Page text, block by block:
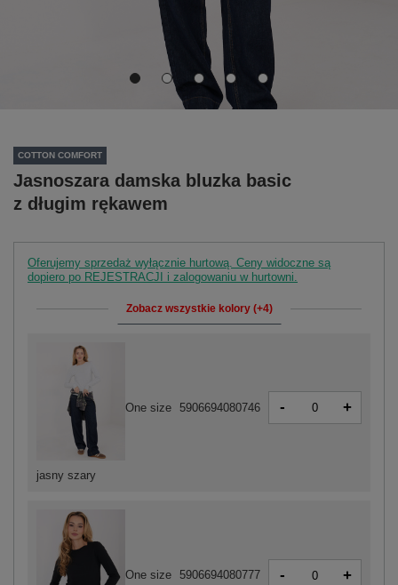
COTTON COMFORT
Jasnoszara damska bluzka basic
z długim rękawem
Oferujemy sprzedaż wyłącznie hurtową. Ceny widoczne są
dopiero po REJESTRACJI i zalogowaniu w hurtowni.
Zobacz wszystkie kolory (+4)
One size 5906694080777 - +
jasny szary
One size 5906694080746 - +